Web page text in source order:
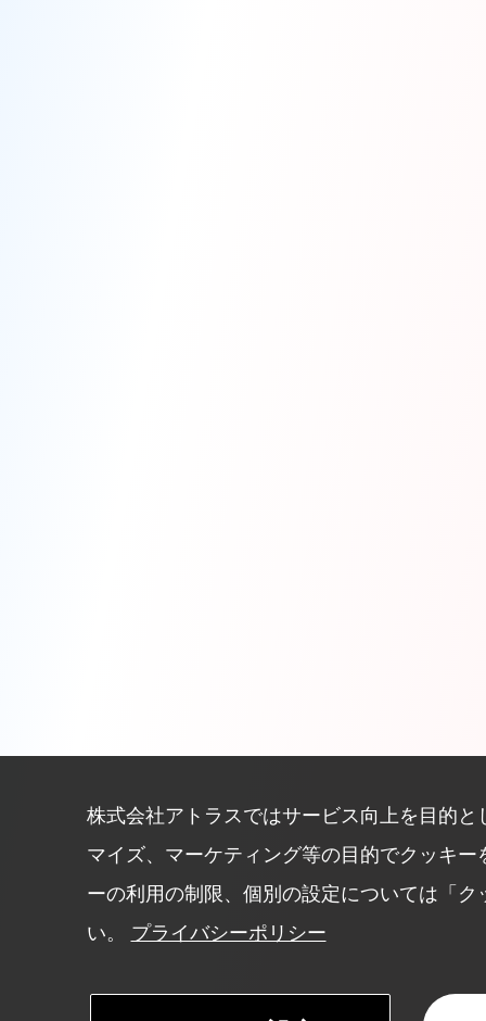
株式会社アトラスではサービス向上を目的
マイズ、マーケティング等の目的でクッキ
ーの利用の制限、個別の設定については「
い。 プライバシーポリシー